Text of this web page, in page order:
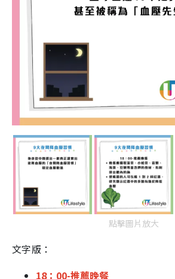
點擊圖片放大
文字版：
18：00-推薦晚餐